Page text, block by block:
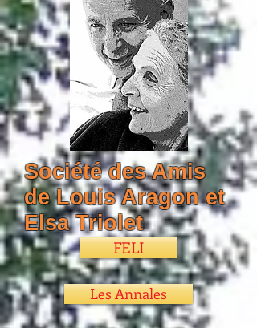
Société des Amis
de Louis Aragon et
Elsa Triolet
FELI
Les Annales